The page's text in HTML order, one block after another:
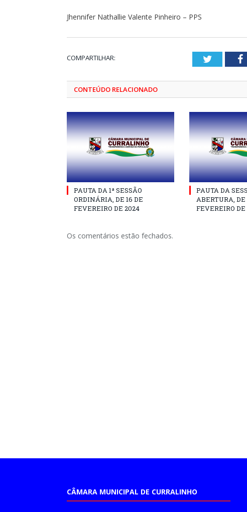
Jhennifer Nathallie Valente Pinheiro – PPS
COMPARTILHAR: Twitter
CONTEÚDO RELACIONADO
PAUTA DA 1ª SESSÃO
ORDINÁRIA, DE 16 DE
FEVEREIRO DE 2024
PAUTA DA
ABERTURA, DE
FEVEREIRO
Os comentários estão fechados.
CÂMARA MUNICIPAL DE CURRALINHO